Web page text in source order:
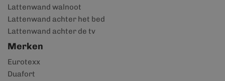
Lattenwand walnoot
Lattenwand achter het bed
Lattenwand achter de tv
Merken
Eurotexx
Duafort